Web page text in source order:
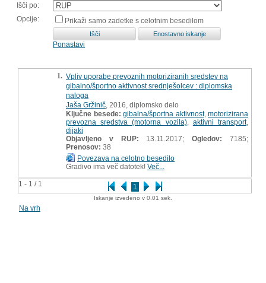
Išči po:
Opcije:
Prikaži samo zadetke s celotnim besedilom
Ponastavi
1 - 1 / 1 1
1. Vpliv uporabe prevoznih motoriziranih sredstev na
gibalno/športno aktivnost srednješolcev : diplomska
naloga
Jaša Gržinič , 2016, diplomsko delo
Ključne besede: gibalna/športna aktivnost, motorizirana
prevozna sredstva (motorna vozila), aktivni transport,
dijaki
Objavljeno v RUP: 13.11.2017;Ogledov: 7185;
Prenosov: 38
Povezava na celotno besedilo
Gradivo ima več datotek! Več...
Iskanje izvedeno v 0.01 sek.
Na vrh